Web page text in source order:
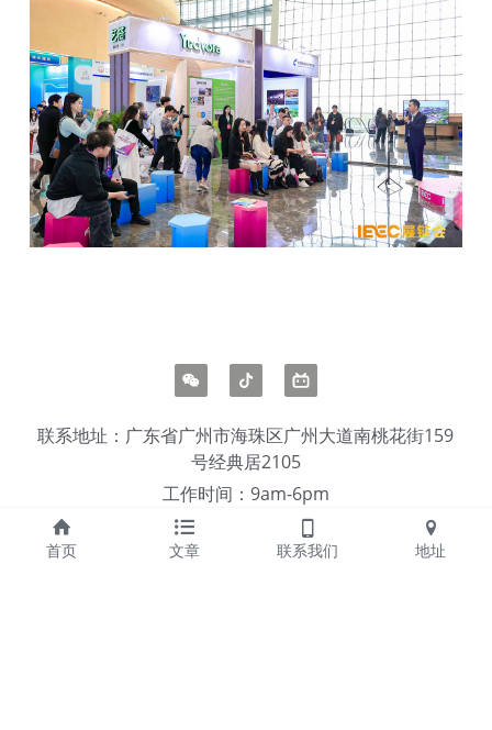
联系地址：广东省广州市海珠区广州大道南桃花街159
号经典居2105
工作时间：9am-6pm
联系方式：020-36075859/18620216160
公司邮箱：service@gaocen.net
首页 文章 联系我们 地址